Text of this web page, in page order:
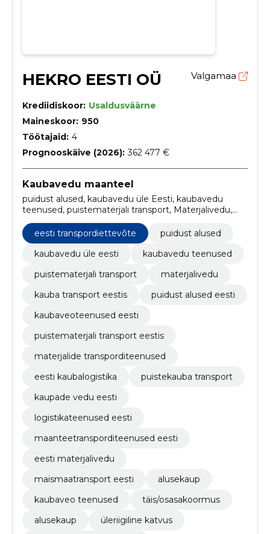
HEKRO EESTI OÜ Valgamaa
Krediidiskoor: Usaldusväärne
Maineskoor: 950
Töötajaid: 4
Prognooskäive (2026): 362 477 €
Kaubavedu maanteel
puidust alused, kaubavedu üle Eesti, kaubavedu
teenused, puistematerjali transport, Materjalivedu,
Kauba transport Eestis, puidust alused Eesti,
kaubaveoteenused Eesti, puistematerjali transport
Eestis, materjalide transporditeenused
eesti transpordiettevõte
puidust alused
kaubavedu üle eesti
kaubavedu teenused
puistematerjali transport
materjalivedu
kauba transport eestis
puidust alused eesti
kaubaveoteenused eesti
puistematerjali transport eestis
materjalide transporditeenused
eesti kaubalogistika
puistekauba transport
kaupade vedu eesti
logistikateenused eesti
maanteetransporditeenused eesti
eesti materjalivedu
maismaatransport eesti
alusekaup
kaubaveo teenused
täis/osasakoormus
alusekaup
üleriigiline katvus